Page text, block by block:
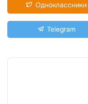
Одноклассники
Telegram